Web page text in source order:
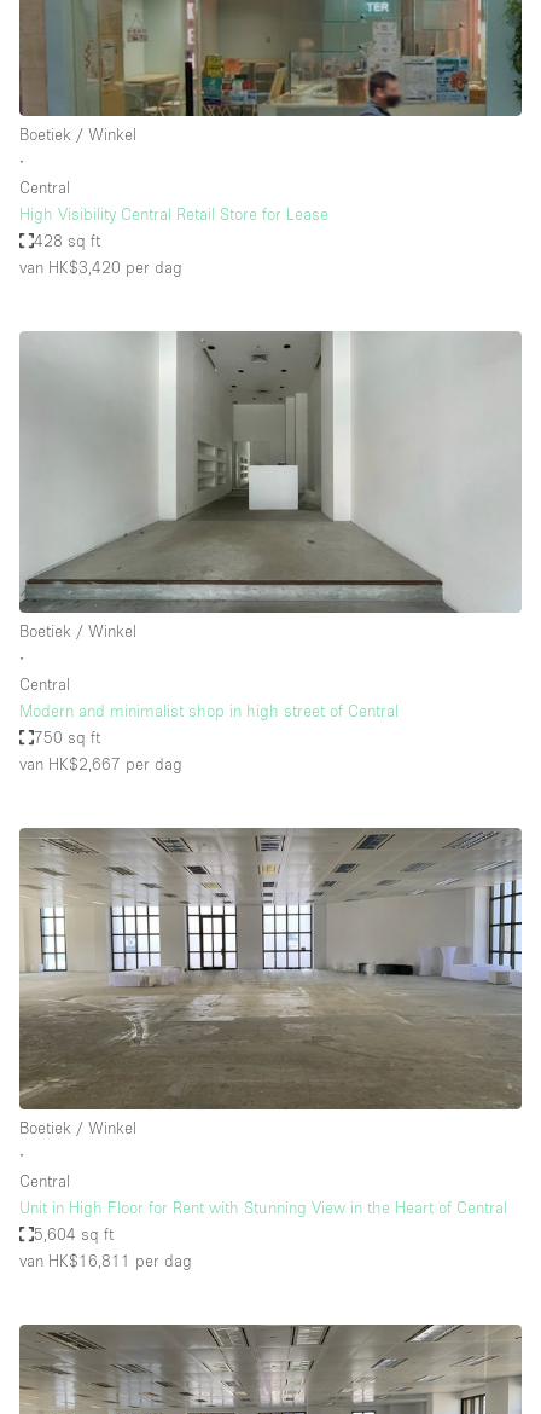
Boetiek / Winkel
∙
Central
High Visibility Central Retail Store for Lease
428 sq ft
van HK$3,420 per dag
Boetiek / Winkel
∙
Central
Modern and minimalist shop in high street of Central
750 sq ft
van HK$2,667 per dag
Boetiek / Winkel
∙
Central
Unit in High Floor for Rent with Stunning View in the Heart of Central
5,604 sq ft
van HK$16,811 per dag